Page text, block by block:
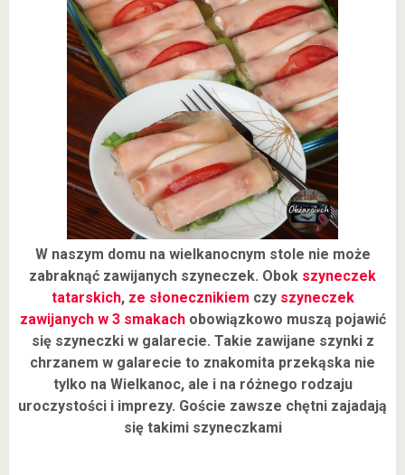
W naszym domu na wielkanocnym stole nie może
zabraknąć zawijanych szyneczek. Obok szyneczek
tatarskich, ze słonecznikiem czy szyneczek
zawijanych w 3 smakachobowiązkowo muszą pojawić
się szyneczki w galarecie. Takie zawijane szynki z
chrzanem w galarecie to znakomita przekąska nie
tylko na Wielkanoc, ale i na różnego rodzaju
uroczystości i imprezy. Goście zawsze chętni zajadają
się takimi szyneczkami